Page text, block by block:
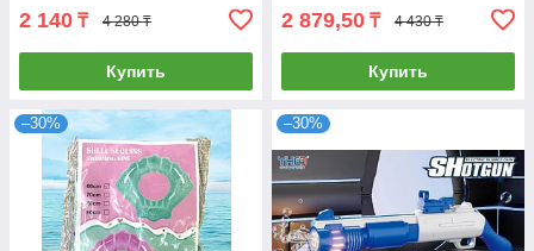
2 140 ₸ 4 280 ₸
Купить
2 879,50 ₸ 4 430 ₸
Купить
–30% –30%